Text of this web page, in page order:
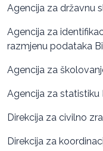
Agencija za državnu
Agencija za
razmjenu podataka
Agencija za
Agencija za statistiku
Direkcija za civilno
Direkcija za